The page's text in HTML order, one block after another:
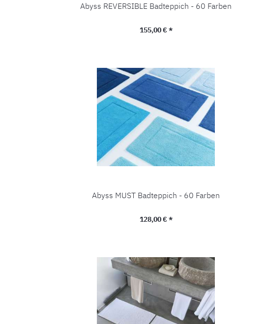
Abyss REVERSIBLE Badteppich - 60 Farben
Regulärer Preis:
155,00 € *
Abyss MUST Badteppich - 60 Farben
Regulärer Preis:
128,00 € *